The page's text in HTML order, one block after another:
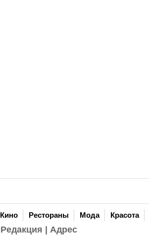
Кино Рестораны Мода Красота
Редакция Адрес